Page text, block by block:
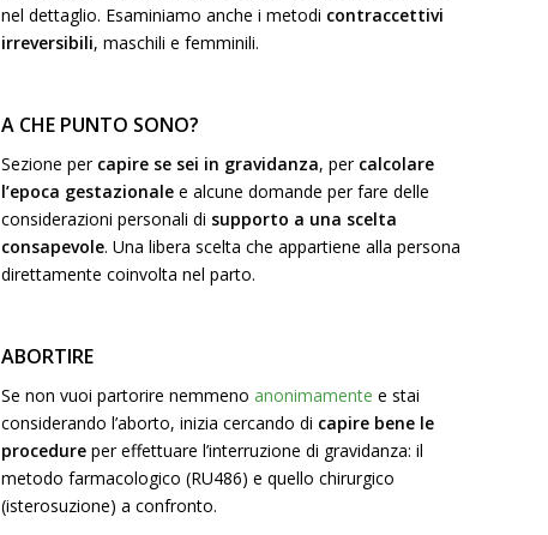
nel dettaglio. Esaminiamo anche i metodi contraccettivi
irreversibili, maschili e femminili.
A CHE PUNTO SONO?
Sezione per capire se sei in gravidanza, per calcolare
l’epoca gestazionale e alcune domande per fare delle
considerazioni personali di supporto a una scelta
consapevole. Una libera scelta che appartiene alla persona
direttamente coinvolta nel parto.
ABORTIRE
Se non vuoi partorire nemmenoanonimamente e stai
considerando l’aborto, inizia cercando di capire bene le
procedure per effettuare l’interruzione di gravidanza: il
metodo farmacologico (RU486) e quello chirurgico
(isterosuzione) a confronto.